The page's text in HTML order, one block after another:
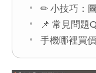
✏ 小技巧：
📌 常見問題
手機哪裡買